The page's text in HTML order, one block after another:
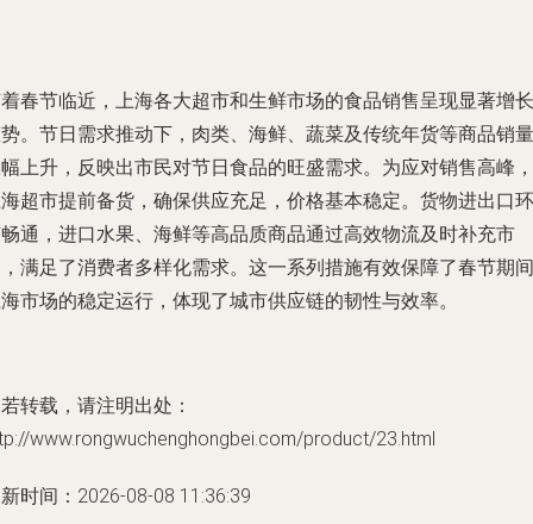
春节临近，上海各大超市和生鲜市场的食品销售呈现显著增长
。节日需求推动下，肉类、海鲜、蔬菜及传统年货等商品销量
上升，反映出市民对节日食品的旺盛需求。为应对销售高峰，
超市提前备货，确保供应充足，价格基本稳定。货物进出口环
通，进口水果、海鲜等高品质商品通过高效物流及时补充市
满足了消费者多样化需求。这一系列措施有效保障了春节期间
市场的稳定运行，体现了城市供应链的韧性与效率。
转载，请注明出处：
www.rongwuchenghongbei.com/product/23.html
时间：2026-08-08 11:36:39